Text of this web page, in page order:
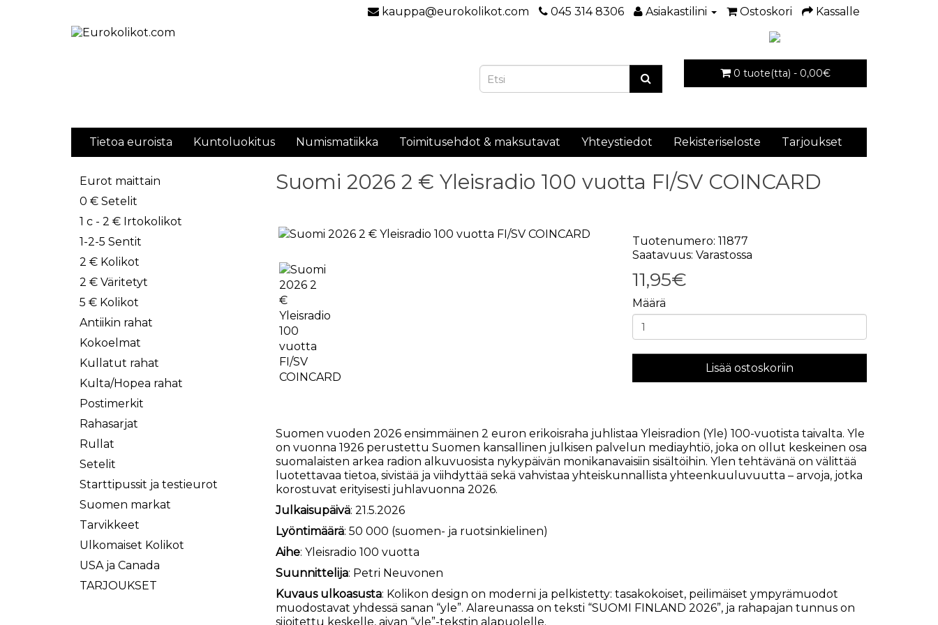
kauppa@eurokolikot.com 045 314 8306 Asiakastilini Ostoskori Kassalle
0 tuote(tta) - 0,00€
Tietoa euroista Kuntoluokitus Numismatiikka Toimitusehdot & maksutavat Yhteystiedot Rekisteriseloste Tarjoukset
Eurot maittain
0 € Setelit
1 c - 2 € Irtokolikot
1-2-5 Sentit
2 € Kolikot
2 € Väritetyt
5 € Kolikot
Antiikin rahat
Kokoelmat
Kullatut rahat
Kulta/Hopea rahat
Postimerkit
Rahasarjat
Rullat
Setelit
Starttipussit ja testieurot
Suomen markat
Tarvikkeet
Ulkomaiset Kolikot
USA ja Canada
TARJOUKSET
Suomi 2026 2 € Yleisradio 100 vuotta FI/SV COINCARD
Tuotenumero: 11877
Saatavuus: Varastossa
11,95€
Määrä
Lisää ostoskoriin
Suomen vuoden 2026 ensimmäinen 2 euron erikoisraha juhlistaa Yleisradion (Yle) 100-vuotista taivalta. Yle
on vuonna 1926 perustettu Suomen kansallinen julkisen palvelun mediayhtiö, joka on ollut keskeinen osa
suomalaisten arkea radion alkuvuosista nykypäivän monikanavaisiin sisältöihin. Ylen tehtävänä on välittää
luotettavaa tietoa, sivistää ja viihdyttää sekä vahvistaa yhteiskunnallista yhteenkuuluvuutta – arvoja, jotka
korostuvat erityisesti juhlavuonna 2026.
Julkaisupäivä: 21.5.2026
Lyöntimäärä: 50 000 (suomen- ja ruotsinkielinen)
Aihe: Yleisradio 100 vuotta
Suunnittelija: Petri Neuvonen
Kuvaus ulkoasusta: Kolikon design on moderni ja pelkistetty: tasakokoiset, peilimäiset ympyrämuodot
muodostavat yhdessä sanan “yle”. Alareunassa on teksti “SUOMI FINLAND 2026”, ja rahapajan tunnus on
sijoitettu keskelle, aivan “yle”-tekstin alapuolelle.